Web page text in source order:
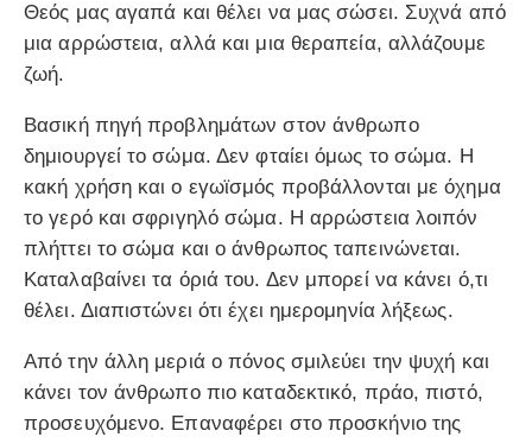
Θεός μας αγαπά και θέλει να μας σώσει. Συχνά από
μια αρρώστεια, αλλά και μια θεραπεία, αλλάζουμε
ζωή.
Βασική πηγή προβλημάτων στον άνθρωπο
δημιουργεί το σώμα. Δεν φταίει όμως το σώμα. Η
κακή χρήση και ο εγωϊσμός προβάλλονται με όχημα
το γερό και σφριγηλό σώμα. Η αρρώστεια λοιπόν
πλήττει το σώμα και ο άνθρωπος ταπεινώνεται.
Καταλαβαίνει τα όριά του. Δεν μπορεί να κάνει ό,τι
θέλει. Διαπιστώνει ότι έχει ημερομηνία λήξεως.
Από την άλλη μεριά ο πόνος σμιλεύει την ψυχή και
κάνει τον άνθρωπο πιο καταδεκτικό, πράο, πιστό,
προσευχόμενο. Επαναφέρει στο προσκήνιο της